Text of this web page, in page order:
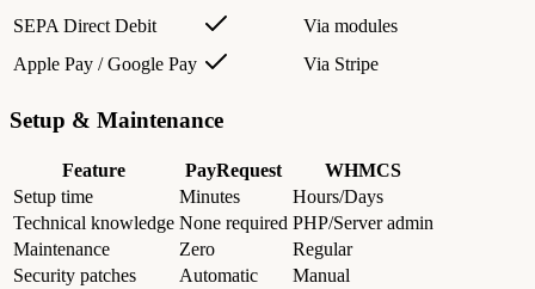
SEPA Direct Debit
Via modules
Apple Pay / Google Pay
Via Stripe
Setup & Maintenance
Feature PayRequest
WHMCS
Setup time
Minutes
Hours/Days
Technical knowledge None required PHP/Server admin
Maintenance
Zero
Regular
Security patches
Automatic
Manual